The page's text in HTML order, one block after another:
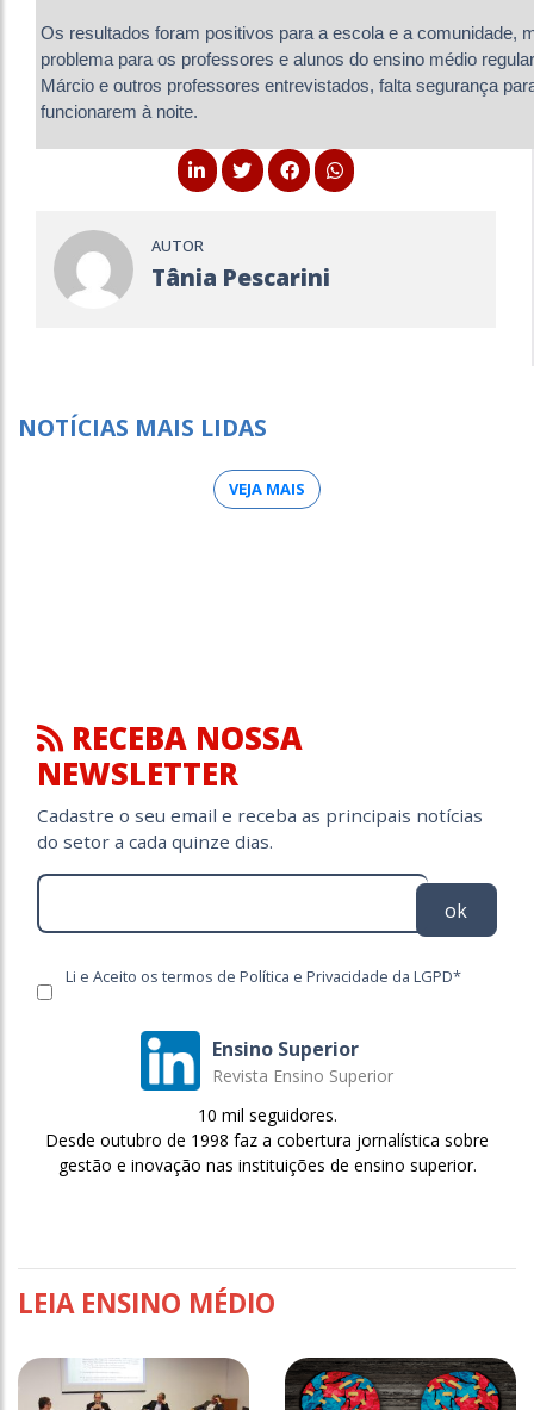
Os resultados foram positivos para a escola e a comunidade,
problema para os professores e alunos do ensino médio
Márcio e outros professores entrevistados, falta segurança
funcionarem à noite.
AUTOR
Tânia Pescarini
NOTÍCIAS MAIS LIDAS
VEJA MAIS
RECEBA NOSSA
NEWSLETTER
Cadastre o seu email e receba as principais notícias
do setor a cada quinze dias.
ok
Li e Aceito os termos de Política e Privacidade da LGPD*
Ensino Superior
Revista Ensino Superior
10 mil seguidores.
Desde outubro de 1998 faz a cobertura jornalística sobre
gestão e inovação nas instituições de ensino superior.
LEIA ENSINO MÉDIO